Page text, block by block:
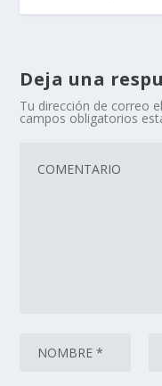
Deja una
Tu dirección de correo
campos obligatorios